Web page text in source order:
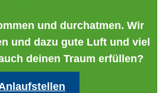
und durchatmen. Wir
und dazu gute Luft und viel
deinen Traum erfüllen?